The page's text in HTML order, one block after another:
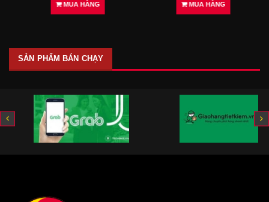
MUA HÀNG MUA HÀNG
SẢN PHẨM BÁN CHẠY